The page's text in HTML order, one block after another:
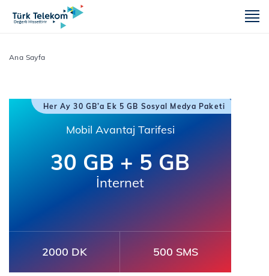
Ana Sayfa
Her Ay 30 GB’a Ek 5 GB Sosyal Medya Paketi
Mobil Avantaj Tarifesi
30 GB + 5 GB
İnternet
2000 DK 500 SMS